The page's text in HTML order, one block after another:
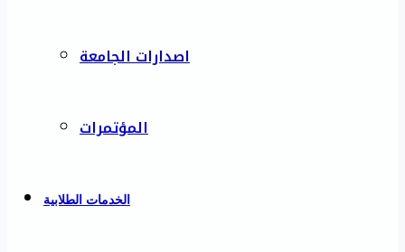
اصدارات الجامعة
المؤتمرات
الخدمات الطلابية